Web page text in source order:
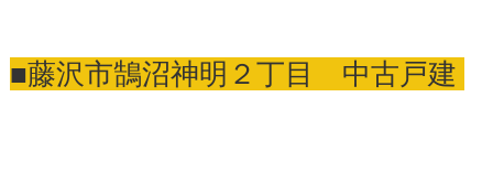
■藤沢市鵠沼神明２丁目 中古戸建